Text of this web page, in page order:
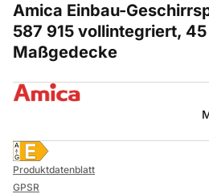
Amica Einbau-
587 915 vollintegriert,
Maßgedecke
A
G E
Produktdatenblatt
GPSR